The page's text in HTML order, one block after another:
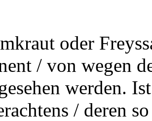
oder
/ von wegen
werden.
/ deren